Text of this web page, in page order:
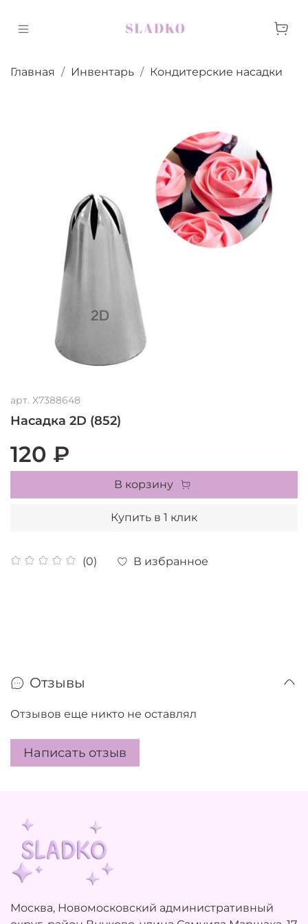
Главная Инвентарь Кондитерские насадки
арт. X7388648
Насадка 2D (852)
(0) В избранное
120 ₽
В корзину
Купить в 1 клик
Отзывы
Отзывов еще никто не оставлял
Написать отзыв
Москва, Новомосковский административный